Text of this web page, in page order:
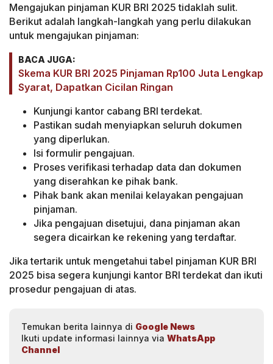
Mengajukan pinjaman KUR BRI 2025 tidaklah sulit.
Berikut adalah langkah-langkah yang perlu dilakukan
untuk mengajukan pinjaman:
BACA JUGA:
Skema KUR BRI 2025 Pinjaman Rp100 Juta Lengkap
Syarat, Dapatkan Cicilan Ringan
Kunjungi kantor cabang BRI terdekat.
Pastikan sudah menyiapkan seluruh dokumen
yang diperlukan.
Isi formulir pengajuan.
Proses verifikasi terhadap data dan dokumen
yang diserahkan ke pihak bank.
Pihak bank akan menilai kelayakan pengajuan
pinjaman.
Jika pengajuan disetujui, dana pinjaman akan
segera dicairkan ke rekening yang terdaftar.
Jika tertarik untuk mengetahui tabel pinjaman KUR BRI
2025 bisa segera kunjungi kantor BRI terdekat dan ikuti
prosedur pengajuan di atas.
Temukan berita lainnya di Google News
Ikuti update informasi lainnya via WhatsApp
Channel